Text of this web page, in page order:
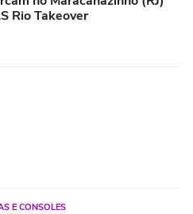
Rio Takeover
E CONSOLES